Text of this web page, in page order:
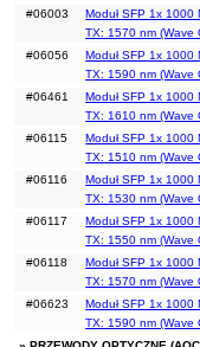
#06003
Moduł SFP 1x 1000
TX: 1570 nm (Wave
#06056
Moduł SFP 1x 1000
TX: 1590 nm (Wave
#06461
Moduł SFP 1x 1000
TX: 1610 nm (Wave
#06115
Moduł SFP 1x 1000
TX: 1510 nm (Wave
#06116
Moduł SFP 1x 1000
TX: 1530 nm (Wave
#06117
Moduł SFP 1x 1000
TX: 1550 nm (Wave
#06118
Moduł SFP 1x 1000
TX: 1570 nm (Wave
#06623
Moduł SFP 1x 1000
TX: 1590 nm (Wave